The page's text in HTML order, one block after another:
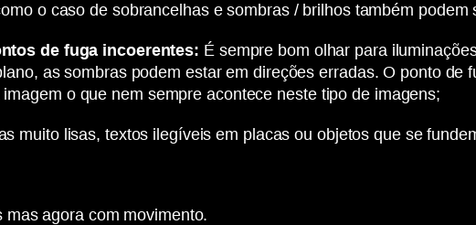
o caso de sobrancelhas e sombras / brilhos também podem
de fuga incoerentes: É sempre bom olhar para
as sombras podem estar em direções erradas. O ponto
o que nem sempre acontece neste tipo de imagens;
muito lisas, textos ilegíveis em placas ou objetos que se
agora com movimento.